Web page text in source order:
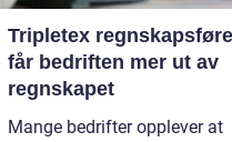
Tripletex regnskapsfører
får bedriften mer ut av
regnskapet
Mange bedrifter opplever at